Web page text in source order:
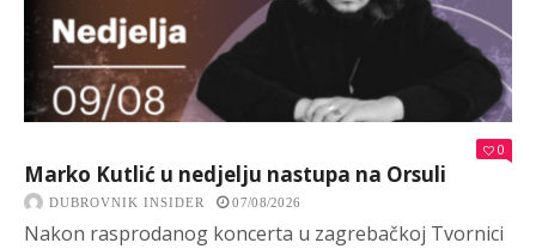
0
Marko Kutlić u nedjelju nastupa na Orsuli
DUBROVNIK INSIDER 07/08/2026
Nakon rasprodanog koncerta u zagrebačkoj Tvornici